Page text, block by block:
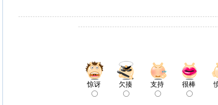
惊讶 欠揍 支持 很棒